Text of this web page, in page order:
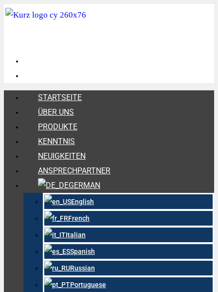
STARTSEITE
ÜBER UNS
PRODUKTE
KENNTNIS
NEUIGKEITEN
ANSPRECHPARTNER
GERMAN
English
French
Italian
Spanish
Russian
Portuguese